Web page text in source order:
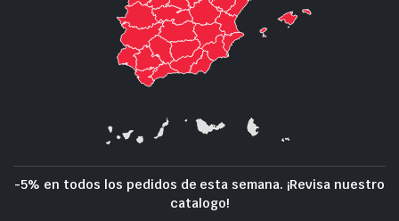
-5% en todos los pedidos de esta semana. ¡Revisa nuestro
catalogo!